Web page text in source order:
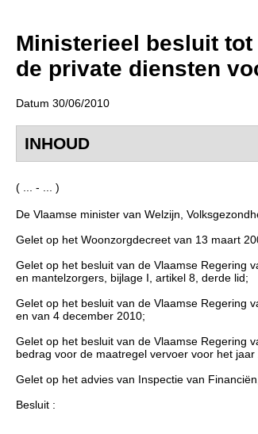
Ministerieel besluit
de private diensten
Datum 30/06/2010
INHOUD
( ... - ... )
De Vlaamse minister van Welzijn,
Gelet op het Woonzorgdecreet van 13 maart
Gelet op het besluit van de Vlaamse Regering
en mantelzorgers, bijlage I, artikel 8, derde lid;
Gelet op het besluit van de Vlaamse Regering
en van 4 december 2010;
Gelet op het besluit van de Vlaamse Regering
bedrag voor de maatregel vervoer voor het jaar
Gelet op het advies van Inspectie van
Besluit :